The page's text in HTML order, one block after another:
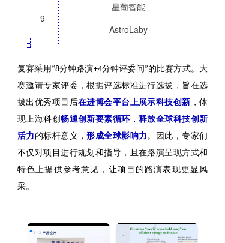
9
星葡智能
AstroLaby
复赛采用“8分钟路演+4分钟评委问”的比赛方式。大
赛邀请专家评委，根据评选标准进行选拔，旨在选
拔出优秀项目后在进博会平台上展示科技创新 ，体
现上海科创畅通创新要素循环 ，释放全球科技创新
活力 的标杆意义，形成全球影响力。因此，专家们
不仅对项目进行规划和指导，且在路演呈现方式和
特色上提供参考意见，让项目的路演表现更显风
采。